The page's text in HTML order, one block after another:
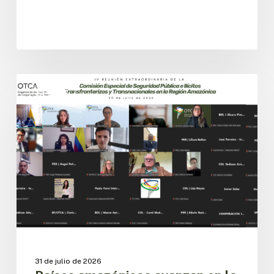
CESPIT
amazónicos
avanzan
en
la
implementación
de
la
agenda
regional
de
seguridad
31 de julio de 2026